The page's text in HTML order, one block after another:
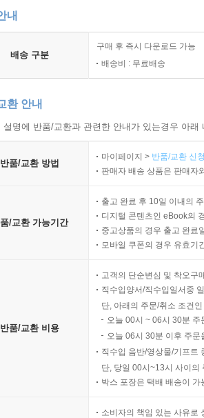
내
배송 구분
구매 후 즉시 다운로드 가능
배송비 : 무료배송
환 안내
명에 반품/교환과 관련한 안내가 있는경우 아
반품/교환 방법
마이페이지 > 반품/교환 신
판매자 배송 상품은 판매자
/교환 가능기간
출고 완료 후 10일 이내의
디지털 콘텐츠인 eBook의
중고상품의 경우 출고 완료
모바일 쿠폰의 경우 유효기
반품/교환 비용
고객의 단순변심 및 착오구
직수입양서/직수입일서중
단, 아래의 주문/취소 조건
오늘 00시 ~ 06시 30분
오늘 06시 30분 이후 주
직수입 음반/영상물/기프트
단, 당일 00시~13시 사이의
박스 포장은 택배 배송이
소비자의 책임 있는 사유로